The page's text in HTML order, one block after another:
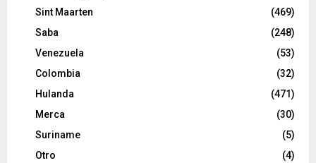
Sint Maarten
(469)
Saba
(248)
Venezuela
(53)
Colombia
(32)
Hulanda
(471)
Merca
(30)
Suriname
(5)
Otro
(4)